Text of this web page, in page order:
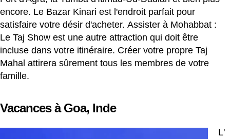
encore. Le Bazar Kinari est l'endroit parfait pour
satisfaire votre désir d'acheter. Assister à Mohabbat :
Le Taj Show est une autre attraction qui doit être
incluse dans votre itinéraire. Créer votre propre Taj
Mahal attirera sûrement tous les membres de votre
famille.
Vacances à Goa, Inde
L'